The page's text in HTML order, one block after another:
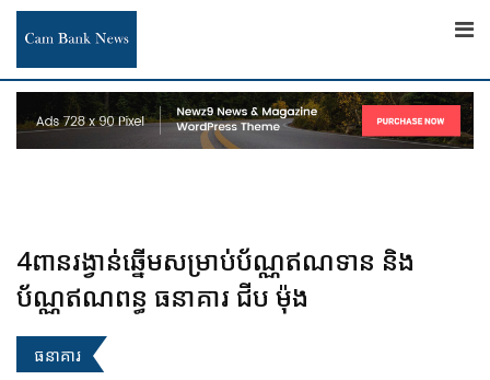
Skip
content
4ពានរង្វាន់ឆ្នើមសម្រាប់ប័ណ្ណឥណទាន និង
ប័ណ្ណឥណពន្ធ ធនាគារ ជីប ម៉ុង
ធនាគារ